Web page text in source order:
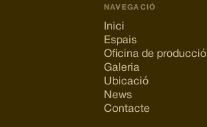
NAVEGACIÓ
Inici
Espais
Oficina de producció
Galeria
Ubicació
News
Contacte